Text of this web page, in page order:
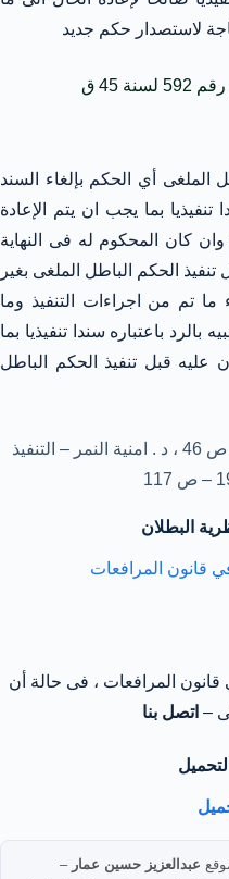
لاستصدار حكم جديد
الملغى أي الحكم بإلغاء السند
تنفيذيا بما يجب ان يتم الإعادة
وان كان المحكوم له فى النهاية
الحكم الباطل الملغى بغير
تم من اجراءات التنفيذ وما
بالرد باعتباره سندا تنفيذيا بما
عليه قبل تنفيذ الحكم الباطل
د . احمد أبو الوفا – اجراءات التنفيذ- ص 46 ، د . امنية النمر – التنفيذ
البطلان
المرافعات ، فى حالة أن
– اتصل بنا
عبدالعزيز حسين عمار –